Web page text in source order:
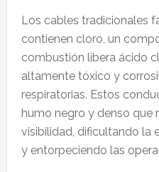
Los cables tradicionales
contienen cloro, un
combustión libera ácido
altamente tóxico y
respiratorias. Estos
humo negro y denso que
visibilidad, dificultando la
y entorpeciendo las